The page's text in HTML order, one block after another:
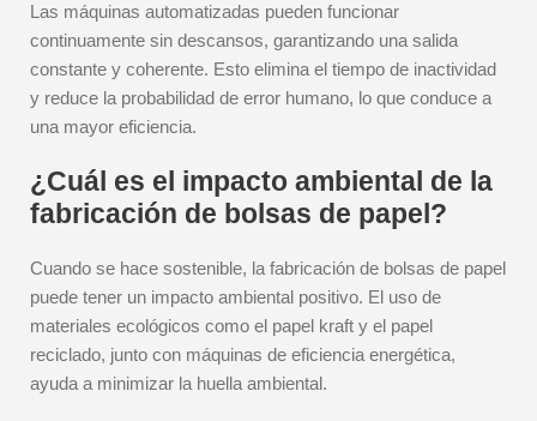
Las máquinas automatizadas pueden funcionar
continuamente sin descansos, garantizando una salida
constante y coherente. Esto elimina el tiempo de inactividad
y reduce la probabilidad de error humano, lo que conduce a
una mayor eficiencia.
¿Cuál es el impacto ambiental de la
fabricación de bolsas de papel?
Cuando se hace sostenible, la fabricación de bolsas de papel
puede tener un impacto ambiental positivo. El uso de
materiales ecológicos como el papel kraft y el papel
reciclado, junto con máquinas de eficiencia energética,
ayuda a minimizar la huella ambiental.